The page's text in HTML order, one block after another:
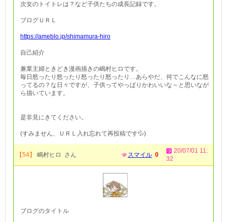
次女のトイトレは？など子供たちの成長記録です。
ブログＵＲＬ
https://ameblo.jp/shimamura-hiro
自己紹介
兼業主婦ときどき漫画描きの嶋村ヒロです。
毎日怒ったり怒ったり怒ったり怒ったり…あらやだ、何でこんなに怒
ってるの？な日々ですが、子供ってやっぱりかわいいな～と思いなが
ら描いています。
是非見にきてください。
(すみません、ＵＲＬ入れ忘れて再投稿です💦)
【54】 嶋村ヒロ さん スマイル 0
20/07/01 11:
32
ブログのタイトル